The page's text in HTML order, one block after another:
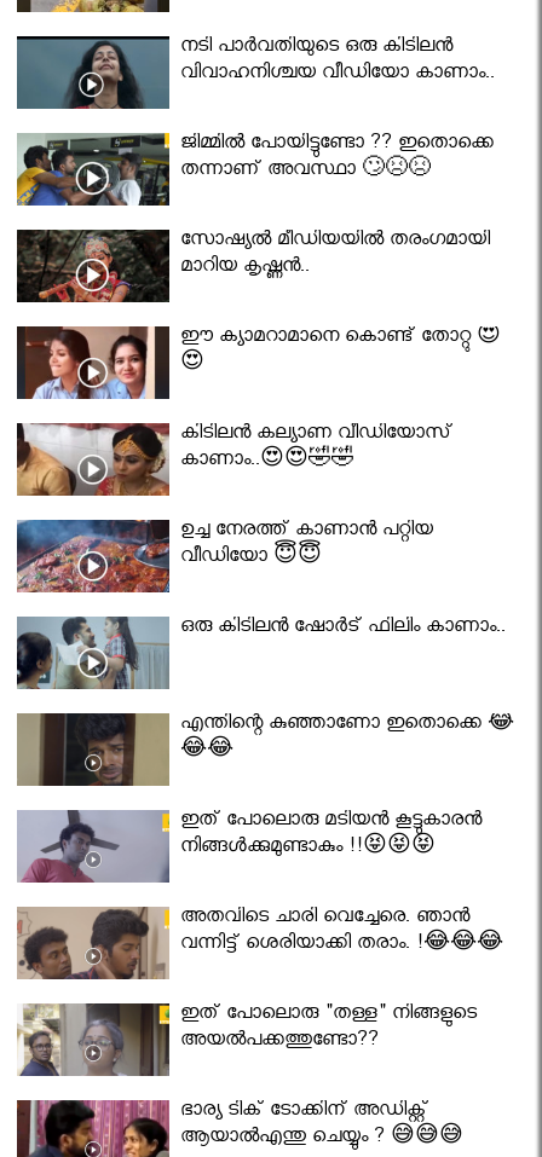
നടി പാർവതിയുടെ ഒരു കിടിലൻ
വിവാഹനിശ്ചയ വീഡിയോ കാണാം..
ജിമ്മിൽ പോയിട്ടുണ്ടോ ?? ഇതൊക്കെ
തന്നാണ് അവസ്ഥാ 🙄😣😣
സോഷ്യൽ മീഡിയയിൽ തരംഗമായി
മാറിയ കൃഷ്ണൻ..
ഈ ക്യാമറാമാനെ കൊണ്ട് തോറ്റു 😍
😍
കിടിലൻ കല്യാണ വീഡിയോസ്
കാണാം..😍😍🤣🤣
ഉച്ച നേരത്ത് കാണാൻ പറ്റിയ
വീഡിയോ 😇😇
ഒരു കിടിലൻ ഷോർട് ഫിലിം കാണാം..
എന്തിന്റെ കുഞ്ഞാണോ ഇതൊക്കെ 😂
😂😂
ഇത് പോലൊരു മടിയൻ കൂട്ടുകാരൻ
നിങ്ങൾക്കുമുണ്ടാകും !!😝😝😝
അതവിടെ ചാരി വെച്ചേരെ. ഞാൻ
വന്നിട്ട് ശെരിയാക്കി തരാം. !😂😂😂
ഇത് പോലൊരു "തള്ള" നിങ്ങളുടെ
അയല്‍പക്കത്തുണ്ടോ??
ഭാര്യ ടിക് ടോക്കിന് അഡിക്റ്റ്
ആയാൽഎന്തു ചെയ്യും ? 😅😅😅